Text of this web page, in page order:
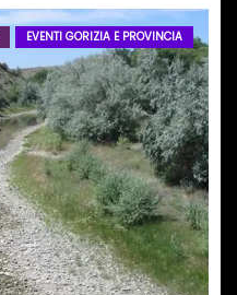
EVENTI GORIZIA E PROVINCIA